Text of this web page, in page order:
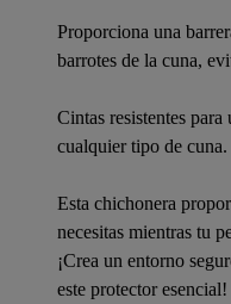
Proporciona una
barrotes de la cuna,
Cintas resistentes
cualquier tipo de cuna.
Esta chichonera
necesitas mientras tu
¡Crea un entorno
este protector esencial!